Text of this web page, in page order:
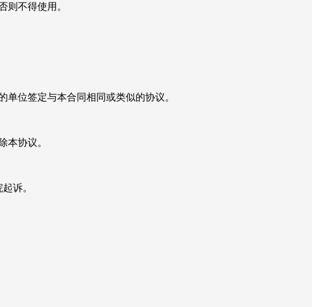
则不得使用。
位签定与本合同相同或类似的协议。
本协议。
诉。